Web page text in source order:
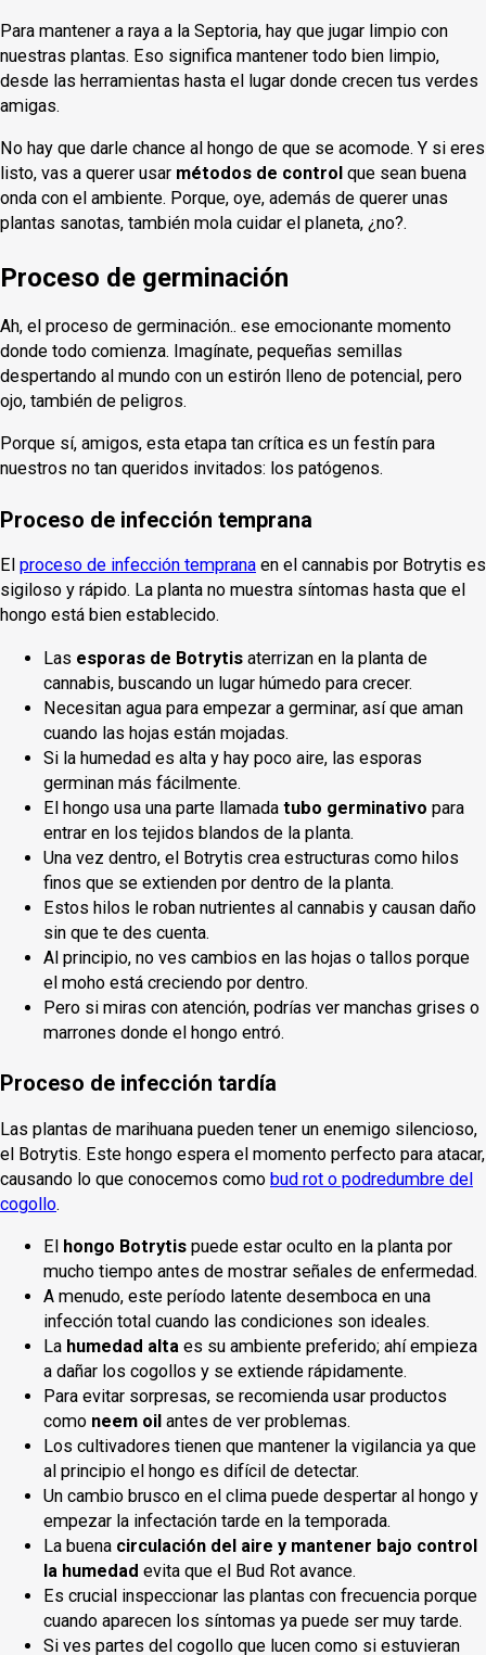
Para mantener a raya a la Septoria, hay que jugar limpio con
nuestras plantas. Eso significa mantener todo bien limpio,
desde las herramientas hasta el lugar donde crecen tus verdes
amigas.
No hay que darle chance al hongo de que se acomode. Y si eres
listo, vas a querer usar métodos de control que sean buena
onda con el ambiente. Porque, oye, además de querer unas
plantas sanotas, también mola cuidar el planeta, ¿no?.
Proceso de germinación
Ah, el proceso de germinación.. ese emocionante momento
donde todo comienza. Imagínate, pequeñas semillas
despertando al mundo con un estirón lleno de potencial, pero
ojo, también de peligros.
Porque sí, amigos, esta etapa tan crítica es un festín para
nuestros no tan queridos invitados: los patógenos.
Proceso de infección temprana
El proceso de infección temprana en el cannabis por Botrytis es
sigiloso y rápido. La planta no muestra síntomas hasta que el
hongo está bien establecido.
Las esporas de Botrytis aterrizan en la planta de
cannabis, buscando un lugar húmedo para crecer.
Necesitan agua para empezar a germinar, así que aman
cuando las hojas están mojadas.
Si la humedad es alta y hay poco aire, las esporas
germinan más fácilmente.
El hongo usa una parte llamada tubo germinativo para
entrar en los tejidos blandos de la planta.
Una vez dentro, el Botrytis crea estructuras como hilos
finos que se extienden por dentro de la planta.
Estos hilos le roban nutrientes al cannabis y causan daño
sin que te des cuenta.
Al principio, no ves cambios en las hojas o tallos porque
el moho está creciendo por dentro.
Pero si miras con atención, podrías ver manchas grises o
marrones donde el hongo entró.
Proceso de infección tardía
Las plantas de marihuana pueden tener un enemigo silencioso,
el Botrytis. Este hongo espera el momento perfecto para atacar,
causando lo que conocemos como bud rot o podredumbre del
cogollo.
El hongo Botrytis puede estar oculto en la planta por
mucho tiempo antes de mostrar señales de enfermedad.
A menudo, este período latente desemboca en una
infección total cuando las condiciones son ideales.
La humedad alta es su ambiente preferido; ahí empieza
a dañar los cogollos y se extiende rápidamente.
Para evitar sorpresas, se recomienda usar productos
como neem oil antes de ver problemas.
Los cultivadores tienen que mantener la vigilancia ya que
al principio el hongo es difícil de detectar.
Un cambio brusco en el clima puede despertar al hongo y
empezar la infectación tarde en la temporada.
La buena circulación del aire y mantener bajo control
la humedad evita que el Bud Rot avance.
Es crucial inspeccionar las plantas con frecuencia porque
cuando aparecen los síntomas ya puede ser muy tarde.
Si ves partes del cogollo que lucen como si estuvieran